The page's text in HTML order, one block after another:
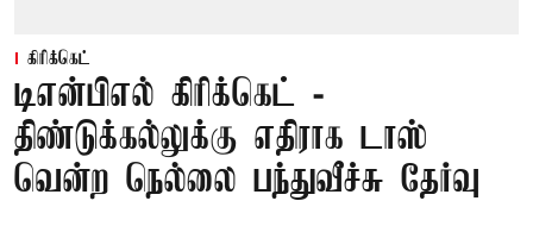
கிரிக்கெட்
டிஎன்பிஎல் கிரிக்கெட் -
திண்டுக்கல்லுக்கு எதிராக டாஸ்
வென்ற நெல்லை பந்துவீச்சு தேர்வு